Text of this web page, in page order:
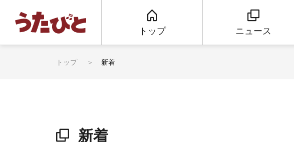
トップ ニュース
トップ 新着
新着